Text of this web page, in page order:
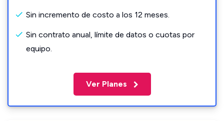
Sin incremento de costo a los 12 meses.
Sin contrato anual, límite de datos o cuotas por
equipo.
Ver Planes